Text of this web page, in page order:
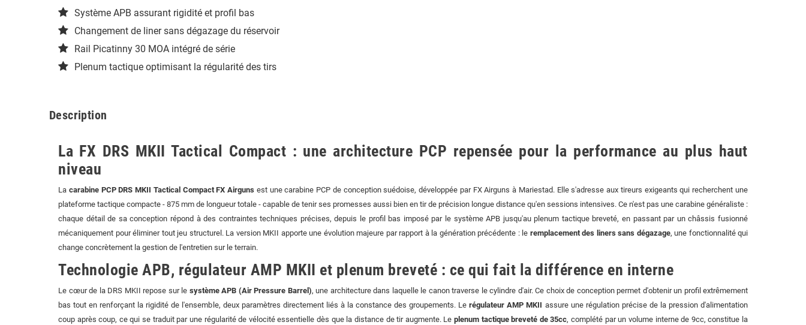
Système APB assurant rigidité et profil bas
Changement de liner sans dégazage du réservoir
Rail Picatinny 30 MOA intégré de série
Plenum tactique optimisant la régularité des tirs
Description
La FX DRS MKII Tactical Compact : une architecture PCP repensée pour la performance au plus haut
niveau
La carabine PCP DRS MKII Tactical Compact FX Airguns est une carabine PCP de conception suédoise, développée par FX Airguns à Mariestad. Elle s'adresse aux tireurs exigeants qui recherchent une
plateforme tactique compacte - 875 mm de longueur totale - capable de tenir ses promesses aussi bien en tir de précision longue distance qu'en sessions intensives. Ce n'est pas une carabine généraliste :
chaque détail de sa conception répond à des contraintes techniques précises, depuis le profil bas imposé par le système APB jusqu'au plenum tactique breveté, en passant par un châssis fusionné
mécaniquement pour éliminer tout jeu structurel. La version MKII apporte une évolution majeure par rapport à la génération précédente : le remplacement des liners sans dégazage, une fonctionnalité qui
change concrètement la gestion de l'entretien sur le terrain.
Technologie APB, régulateur AMP MKII et plenum breveté : ce qui fait la différence en interne
Le cœur de la DRS MKII repose sur le système APB (Air Pressure Barrel), une architecture dans laquelle le canon traverse le cylindre d'air. Ce choix de conception permet d'obtenir un profil extrêmement
bas tout en renforçant la rigidité de l'ensemble, deux paramètres directement liés à la constance des groupements. Lerégulateur AMP MKII assure une régulation précise de la pression d'alimentation
coup après coup, ce qui se traduit par une régularité de vélocité essentielle dès que la distance de tir augmente. Le plenum tactique breveté de 35cc, complété par un volume interne de 9cc, constitue la